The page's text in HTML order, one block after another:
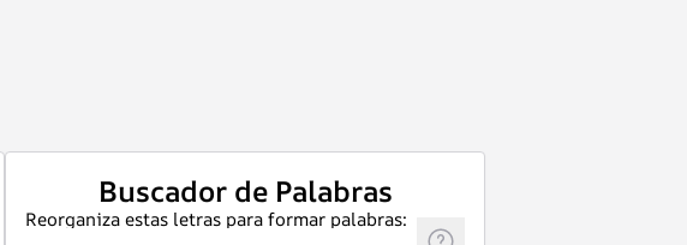
Buscador de Palabras
Reorganiza estas letras para formar palabras: